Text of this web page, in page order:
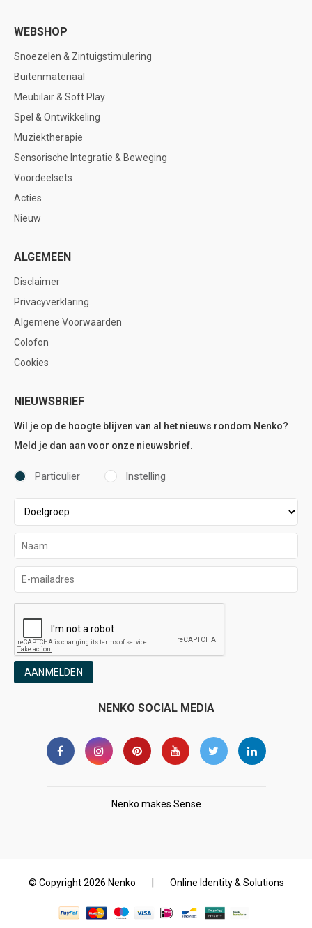
WEBSHOP
Snoezelen & Zintuigstimulering
Buitenmateriaal
Meubilair & Soft Play
Spel & Ontwikkeling
Muziektherapie
Sensorische Integratie & Beweging
Voordeelsets
Acties
Nieuw
ALGEMEEN
Disclaimer
Privacyverklaring
Algemene Voorwaarden
Colofon
Cookies
NIEUWSBRIEF
Wil je op de hoogte blijven van al het nieuws rondom Nenko?
Meld je dan aan voor onze nieuwsbrief.
Particulier Instelling
AANMELDEN
NENKO SOCIAL MEDIA
Nenko makes Sense
© Copyright 2026 Nenko Online Identity & Solutions